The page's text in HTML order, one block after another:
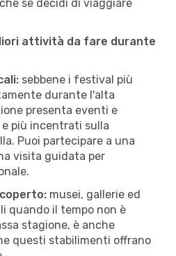
se decidi di viaggiare
attività da fare durante
sebbene i festival più
durante l'alta
presenta eventi e
più incentrati sulla
Puoi partecipare a una
visita guidata per
musei, gallerie ed
quando il tempo non è
stagione, è anche
questi stabilimenti offrano